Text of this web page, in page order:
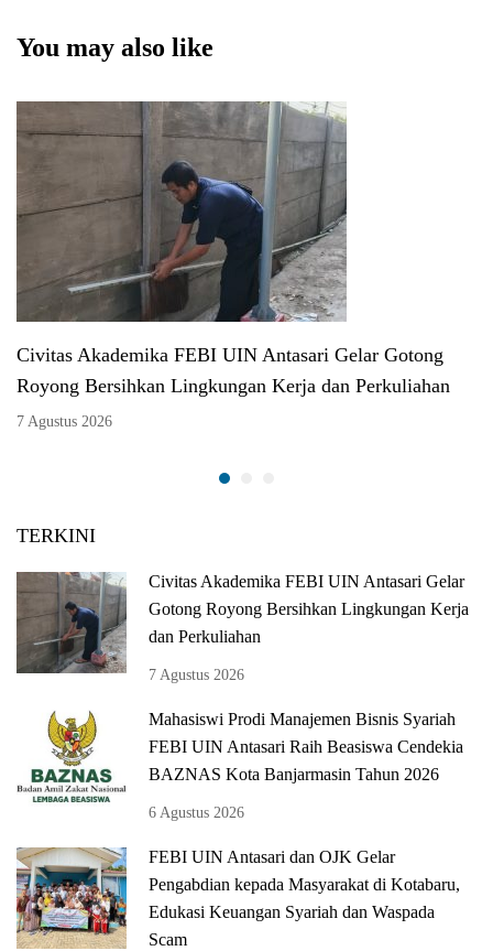
You may also like
Civitas Akademika FEBI UIN Antasari Gelar Gotong
Royong Bersihkan Lingkungan Kerja dan Perkuliahan
7 Agustus 2026
TERKINI
Civitas Akademika FEBI UIN Antasari Gelar
Gotong Royong Bersihkan Lingkungan Kerja
dan Perkuliahan
7 Agustus 2026
Mahasiswi Prodi Manajemen Bisnis Syariah
FEBI UIN Antasari Raih Beasiswa Cendekia
BAZNAS Kota Banjarmasin Tahun 2026
6 Agustus 2026
FEBI UIN Antasari dan OJK Gelar
Pengabdian kepada Masyarakat di Kotabaru,
Edukasi Keuangan Syariah dan Waspada
Scam